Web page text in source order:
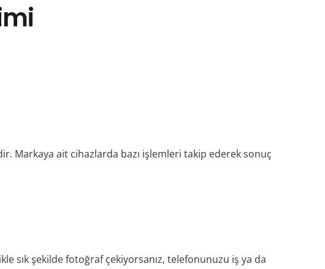
Markaya ait cihazlarda bazı işlemleri takip ederek sonuç
sık şekilde fotoğraf çekiyorsanız, telefonunuzu iş ya da